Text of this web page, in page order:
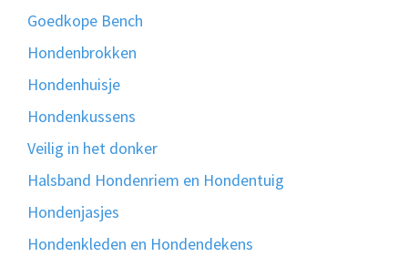
Goedkope Bench
Hondenbrokken
Hondenhuisje
Hondenkussens
Veilig in het donker
Halsband Hondenriem en Hondentuig
Hondenjasjes
Hondenkleden en Hondendekens